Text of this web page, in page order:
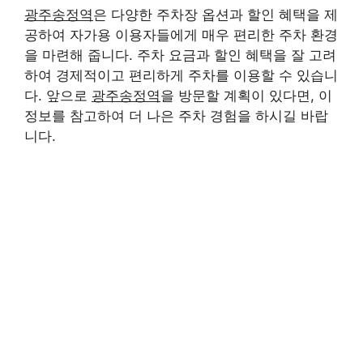
광주송정역은 다양한 주차장 옵션과 할인 혜택을 제
공하여 자가용 이용자들에게 매우 편리한 주차 환경
을 마련해 줍니다. 주차 요금과 할인 혜택을 잘 고려
하여 경제적이고 편리하게 주차를 이용할 수 있습니
다. 앞으로 광주송정역을 방문할 계획이 있다면, 이
정보를 참고하여 더 나은 주차 경험을 하시길 바랍
니다.